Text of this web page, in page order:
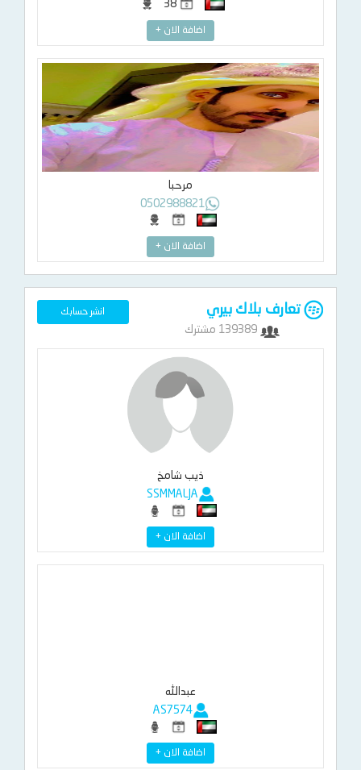
38
اضافة الان +
مرحبا
0502988821
اضافة الان +
تعارف بلاك بيري انشر حسابك
ذيب شامخ
SSMMALJA
اضافة الان +
عبدالله
AS7574
اضافة الان +